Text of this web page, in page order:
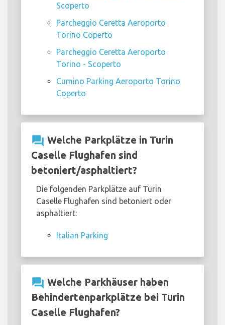
Scoperto
Parcheggio Ceretta Aeroporto
Torino Coperto
Parcheggio Ceretta Aeroporto
Torino - Scoperto
Cumino Parking Aeroporto Torino
Coperto
question_answer Welche Parkplätze in Turin
Caselle Flughafen sind
betoniert/asphaltiert?
Die folgenden Parkplätze auf Turin
Caselle Flughafen sind betoniert oder
asphaltiert:
Italian Parking
question_answer Welche Parkhäuser haben
Behindertenparkplätze bei Turin
Caselle Flughafen?